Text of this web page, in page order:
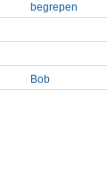
begrepen
Bob